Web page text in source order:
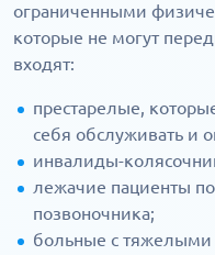
ограниченными
которые не могут
входят:
престарелые,
себя обслуживать и
инвалиды-
лежачие пациенты
позвоночника;
больные с тяжелыми